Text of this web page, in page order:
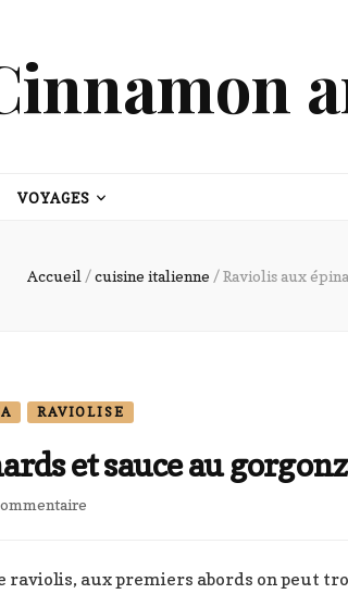
VOYAGES
Accueil / cuisine italienne / Raviolis aux
RAVIOLISE
et sauce au
raviolis, aux premiers abords on peut